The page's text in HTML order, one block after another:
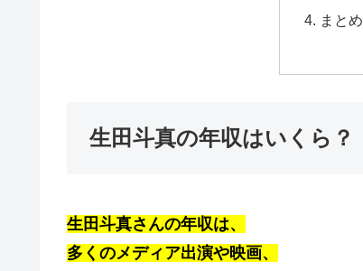
まとめ
生田斗真の年収はいくら？
生田斗真さんの年収は、
多くのメディア出演や映画、